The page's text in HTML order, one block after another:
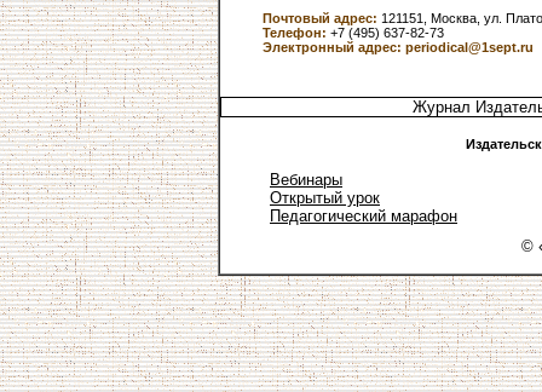
Почтовый адрес: 121151, Москва, ул.
Телефон: +7 (495) 637-82-73
Электронный адрес: periodical@1sept.ru
Журнал
Вебинары
Открытый урок
Педагогический марафон
©